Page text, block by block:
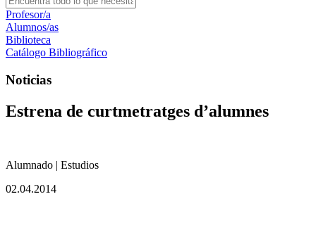
Profesor/a
Alumnos/as
Biblioteca
Catálogo Bibliográfico
Noticias
Estrena de curtmetratges d’alumnes
Alumnado | Estudios
02.04.2014